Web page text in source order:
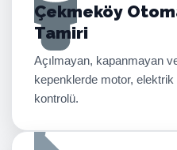
Çekmeköy
Tamiri
Açılmayan, kapanmayan
kepenklerde motor, elektrik
kontrolü.